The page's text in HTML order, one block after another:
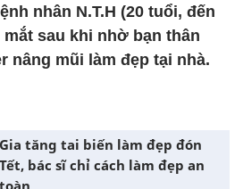
nhân N.T.H (20 tuổi, đến
sau khi nhờ bạn thân
nâng mũi làm đẹp tại nhà.
Gia tăng tai biến làm đẹp đón
Tết, bác sĩ chỉ cách làm đẹp an
toàn